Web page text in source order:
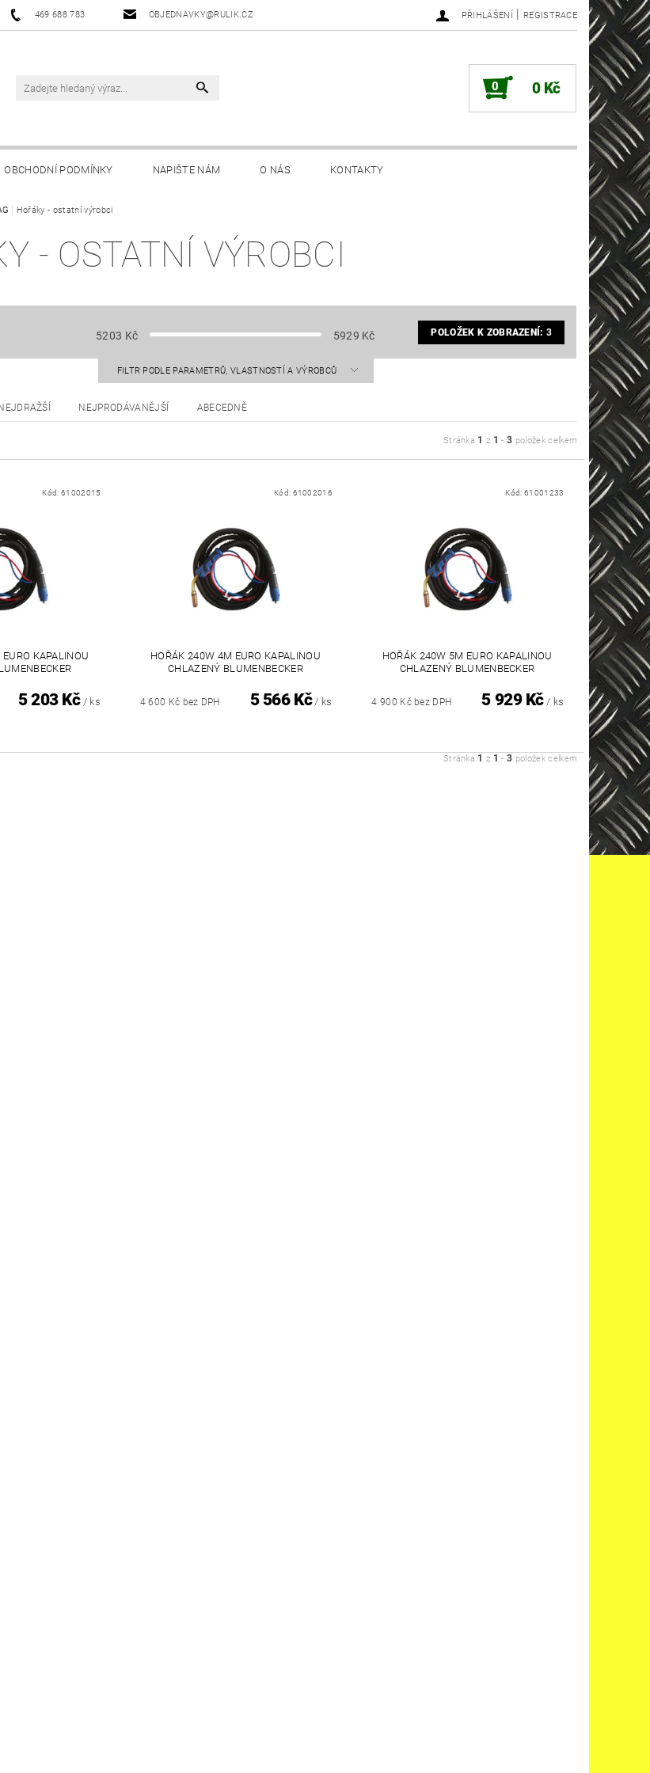
469 688 783 OBJEDNAVKY@RULIK.CZ PŘIHLÁŠENÍ | REGISTRACE
0 0 Kč
OBCHODNÍ PODMÍNKY NAPIŠTE NÁM O NÁS KONTAKTY
Hořáky - ostatní výrobci
- OSTATNÍ VÝROBCI
5203 Kč 5929 Kč POLOŽEK K ZOBRAZENÍ:3
FILTR PODLE PARAMETRŮ, VLASTNOSTÍ A VÝROBCŮ
NEJPRODÁVANĚJŠÍ ABECEDNĚ
Stránka 1 z 1 -3 položek celkem
Kód: 61002015
KAPALINOU
5 203 Kč / ks
Kód: 61002016
HOŘÁK 240W 4M EURO KAPALINOU
CHLAZENÝ BLUMENBECKER
4 600 Kč bez DPH 5 566 Kč / ks
Kód:61001233
HOŘÁK 240W 5M EURO KAPALINOU
CHLAZENÝ BLUMENBECKER
4 900 Kč bez DPH 5 929 Kč / ks
Stránka 1 z 1 -3 položek celkem